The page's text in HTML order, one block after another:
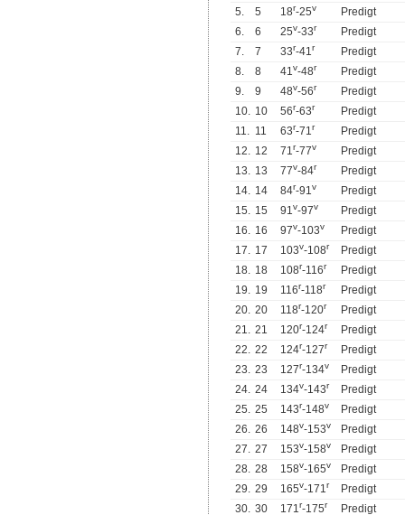
5.
5 18r-25v
Predigt
6.
6 25v-33r
Predigt
7.
7 33r-41r
Predigt
8.
8 41v-48r
Predigt
9.
9 48v-56r
Predigt
10. 10 56r-63r
Predigt
11. 11 63r-71r
Predigt
12. 12 71r-77v
Predigt
13. 13 77v-84r
Predigt
14. 14 84r-91v
Predigt
15. 15 91v-97v
Predigt
16. 16 97v-103v
Predigt
17. 17 103v-108r
Predigt
18. 18 108r-116r
Predigt
19. 19 116r-118r
Predigt
20. 20 118r-120r
Predigt
21. 21 120r-124r
Predigt
22. 22 124r-127r
Predigt
23. 23 127r-134v
Predigt
24. 24 134v-143r
Predigt
25. 25 143r-148v
Predigt
26. 26 148v-153v
Predigt
27. 27 153v-158v
Predigt
28. 28 158v-165v
Predigt
29. 29 165v-171r
Predigt
30. 30 171r-175r Predigt